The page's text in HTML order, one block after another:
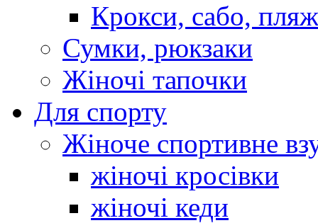
Крокси, сабо,
Сумки, рюкзаки
Жіночі тапочки
Для спорту
Жіноче спортивне
жіночі кросівки
жіночі кеди